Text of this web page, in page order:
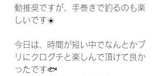
動推奨ですが、手巻きで釣るのも楽
しいです☀️
今日は、時間が短い中でなんとかブ
リにクログチと楽しんで頂けて良か
ったです🐟